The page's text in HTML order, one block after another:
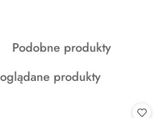
Produkty
statusie:
Podobne produkty
produkty